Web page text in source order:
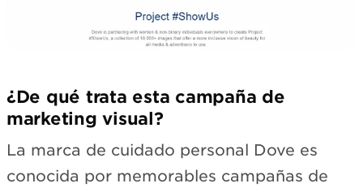
¿De qué trata esta campaña de
marketing visual?
La marca de cuidado personal Dove es
conocida por memorables campañas de